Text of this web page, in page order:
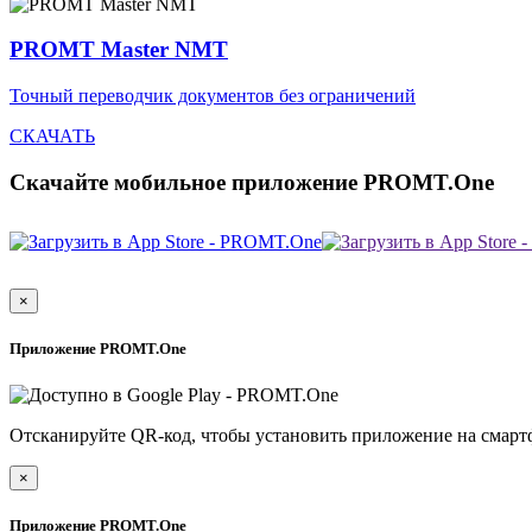
PROMT Master NMT
Точный переводчик документов без ограничений
СКАЧАТЬ
Скачайте мобильное приложение PROMT.One
×
Приложение PROMT.One
Отсканируйте QR-код, чтобы установить приложение на
×
Приложение PROMT.One